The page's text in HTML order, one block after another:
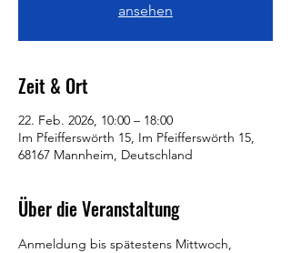
ansehen
Zeit & Ort
22. Feb. 2026, 10:00 – 18:00
Im Pfeifferswörth 15, Im Pfeifferswörth 15,
68167 Mannheim, Deutschland
Über die Veranstaltung
Anmeldung bis spätestens Mittwoch,